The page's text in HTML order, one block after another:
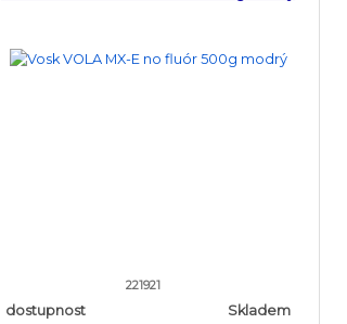
221921
dostupnost
Skladem